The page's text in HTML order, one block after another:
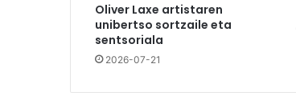
Oliver Laxe artistaren
unibertso sortzaile eta
sentsoriala
2026-07-21